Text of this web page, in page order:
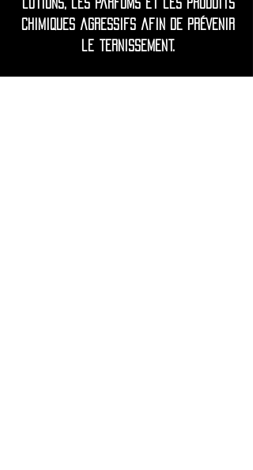
lotions, les parfums et les produits
chimiques agressifs afin de prévenir
le ternissement.